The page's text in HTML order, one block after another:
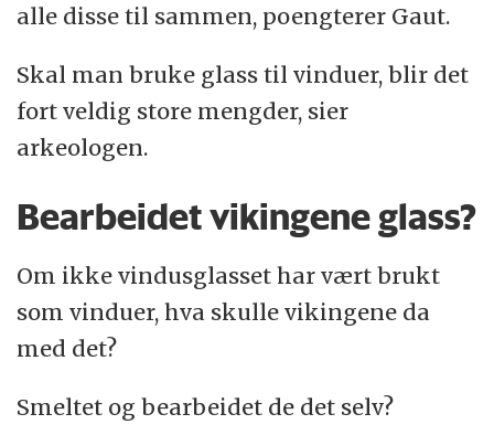
alle disse til sammen, poengterer Gaut.
Skal man bruke glass til vinduer, blir det
fort veldig store mengder, sier
arkeologen.
Bearbeidet vikingene glass?
Om ikke vindusglasset har vært brukt
som vinduer, hva skulle vikingene da
med det?
Smeltet og bearbeidet de det selv?